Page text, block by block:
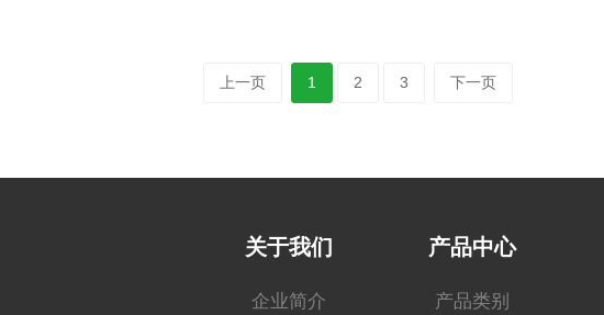
上一页 1 2 3 下一页
关于我们
企业简介
产品中心
产品类别